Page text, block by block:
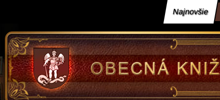
Najnovšie